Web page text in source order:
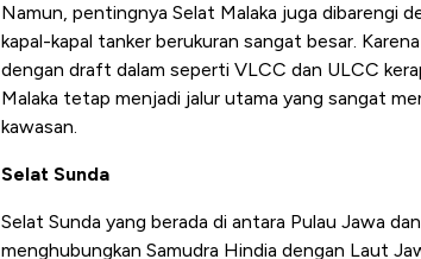
Namun, pentingnya Selat Malaka juga dibarengi
kapal-kapal tanker berukuran sangat besar.
dengan draft dalam seperti VLCC dan ULCC
Malaka tetap menjadi jalur utama yang sangat
kawasan.
Selat Sunda
Selat Sunda yang berada di antara Pulau Jawa
menghubungkan Samudra Hindia dengan Laut